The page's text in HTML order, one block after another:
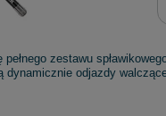
zestawu
odjazdy